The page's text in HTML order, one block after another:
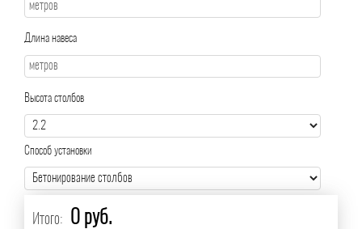
Длина навеса
Высота столбов
Способ установки
Итого: 0 руб.